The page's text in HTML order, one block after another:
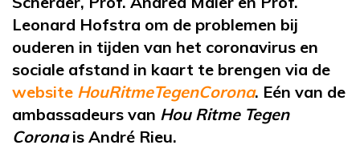
Leonard Hofstra om de problemen bij
ouderen in tijden van het coronavirus en
sociale afstand in kaart te brengen via de
website HouRitmeTegenCorona. Eén van de
ambassadeurs van Hou Ritme Tegen
Coronais André Rieu.